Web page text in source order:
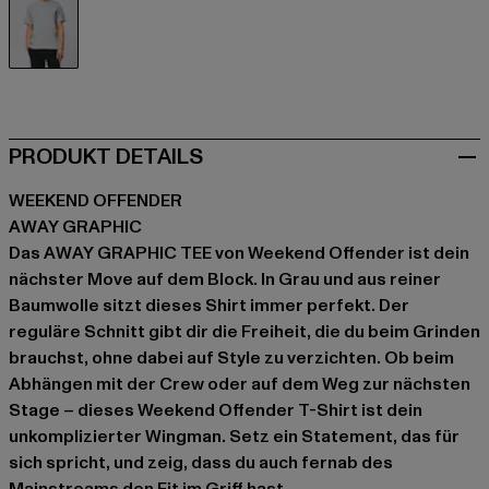
PRODUKT DETAILS
WEEKEND OFFENDER
AWAY GRAPHIC
Das AWAY GRAPHIC TEE von Weekend Offender ist dein
nächster Move auf dem Block. In Grau und aus reiner
Baumwolle sitzt dieses Shirt immer perfekt. Der
reguläre Schnitt gibt dir die Freiheit, die du beim Grinden
brauchst, ohne dabei auf Style zu verzichten. Ob beim
Abhängen mit der Crew oder auf dem Weg zur nächsten
Stage – dieses Weekend Offender T-Shirt ist dein
unkomplizierter Wingman. Setz ein Statement, das für
sich spricht, und zeig, dass du auch fernab des